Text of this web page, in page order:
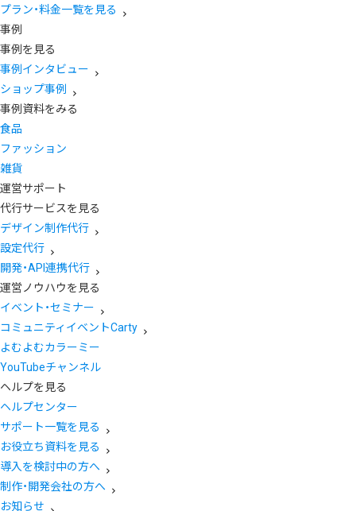
プラン・料金一覧を見る
事例
事例を見る
事例インタビュー
ショップ事例
事例資料をみる
食品
ファッション
雑貨
運営サポート
代行サービスを見る
デザイン制作代行
設定代行
開発・API連携代行
運営ノウハウを見る
イベント・セミナー
コミュニティイベントCarty
よむよむカラーミー
YouTubeチャンネル
ヘルプを見る
ヘルプセンター
サポート一覧を見る
お役立ち資料を見る
導入を検討中の方へ
制作・開発会社の方へ
お知らせ